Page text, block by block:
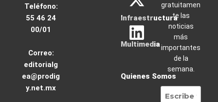
Teléfono:
55 46 24
00/01
Correo:
editorialg
ea@prodig
y.net.mx
Infraestructura
Multimedia
Quienes Somos
gratuitamen
te las
noticias
más
importantes
de la
semana.